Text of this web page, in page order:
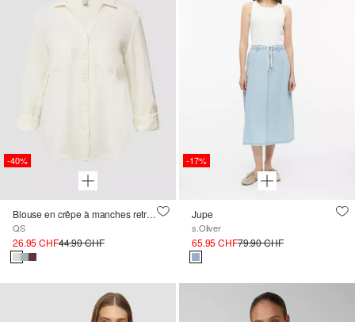
-40%
Blouse en crêpe à manches retroussées
QS
26.95 CHF44.90 CHF
-17%
Jupe
s.Oliver
65.95 CHF79.90 CHF